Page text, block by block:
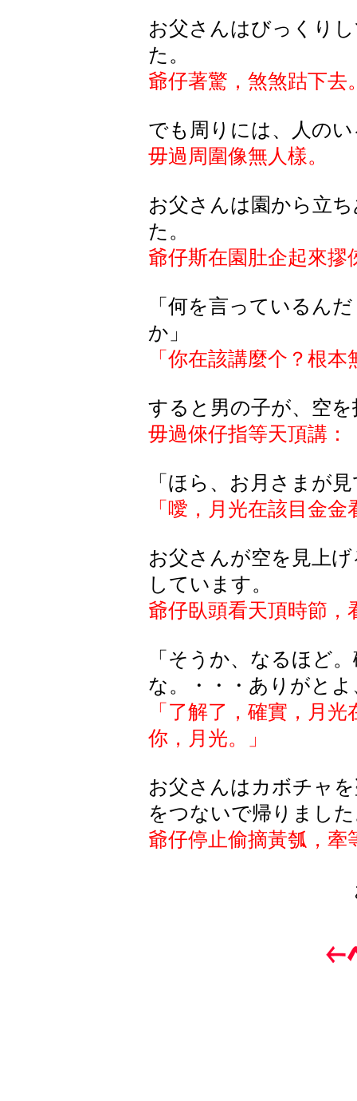
お父さんはびっくり
た。
爺仔著驚，煞煞跍下去
でも周りには、人の
毋過周圍像無人樣。
お父さんは園から立
た。
爺仔斯在園肚企起來摎
「何を言っているん
か」
「你在該講麼个？根
すると男の子が、空
毋過倈仔指等天頂講：
「ほら、お月さまが
「噯，月光在該目金金
お父さんが空を見上
しています。
爺仔臥頭看天頂時節，
「そうか、なるほど
な。・・・ありがと
「了解了，確實，月
你，月光。」
お父さんはカボチャを
をつないで帰 りました
爺仔停止偷摘黃瓠，牽